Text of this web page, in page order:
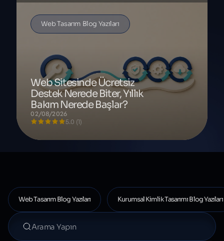
Web Tasarım Blog Yazıları
Web Sitesinde Ücretsiz
Destek Nerede Biter, Yıllık
Bakım Nerede Başlar?
02/08/2026
5.0 (1)
Blog yazıları
Web Tasarım Blog Yazıları Kurumsal Kimlik Tasarımı Blog Yazıları
Blog yazılarında ara